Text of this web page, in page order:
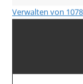
Verwalten von